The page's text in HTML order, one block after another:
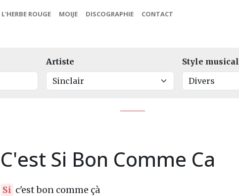
L'HERBE ROUGE MOIJE DISCOGRAPHIE CONTACT
Artiste Style musical
C'est Si Bon Comme Ca
Si c'est bon comme çà